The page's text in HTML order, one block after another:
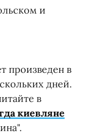
и
произведен в
дней.
в
киевляне